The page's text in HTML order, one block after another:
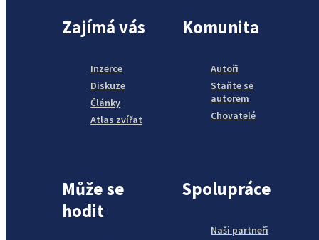
Zajímá vás
Inzerce
Diskuze
Články
Atlas zvířat
Komunita
Autoři
Staňte se
autorem
Chovatelé
Může se
hodit
Spolupráce
Naši partneři